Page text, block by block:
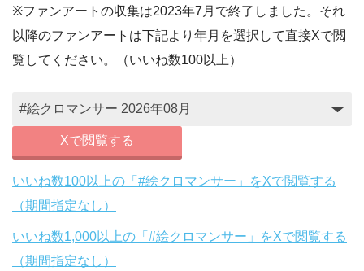
※ファンアートの収集は2023年7月で終了しました。それ
以降のファンアートは下記より年月を選択して直接Xで閲
覧してください。（いいね数100以上）
Xで閲覧する
いいね数100以上の「#絵クロマンサー」をXで閲覧する
（期間指定なし）
いいね数1,000以上の「#絵クロマンサー」をXで閲覧する
（期間指定なし）